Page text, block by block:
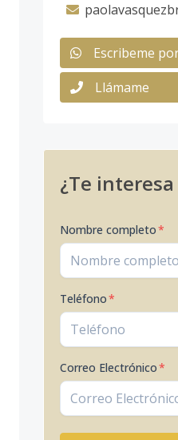
Escribeme
Llámame
¿Te
Nombre completo*
Teléfono*
Correo Electrónico*